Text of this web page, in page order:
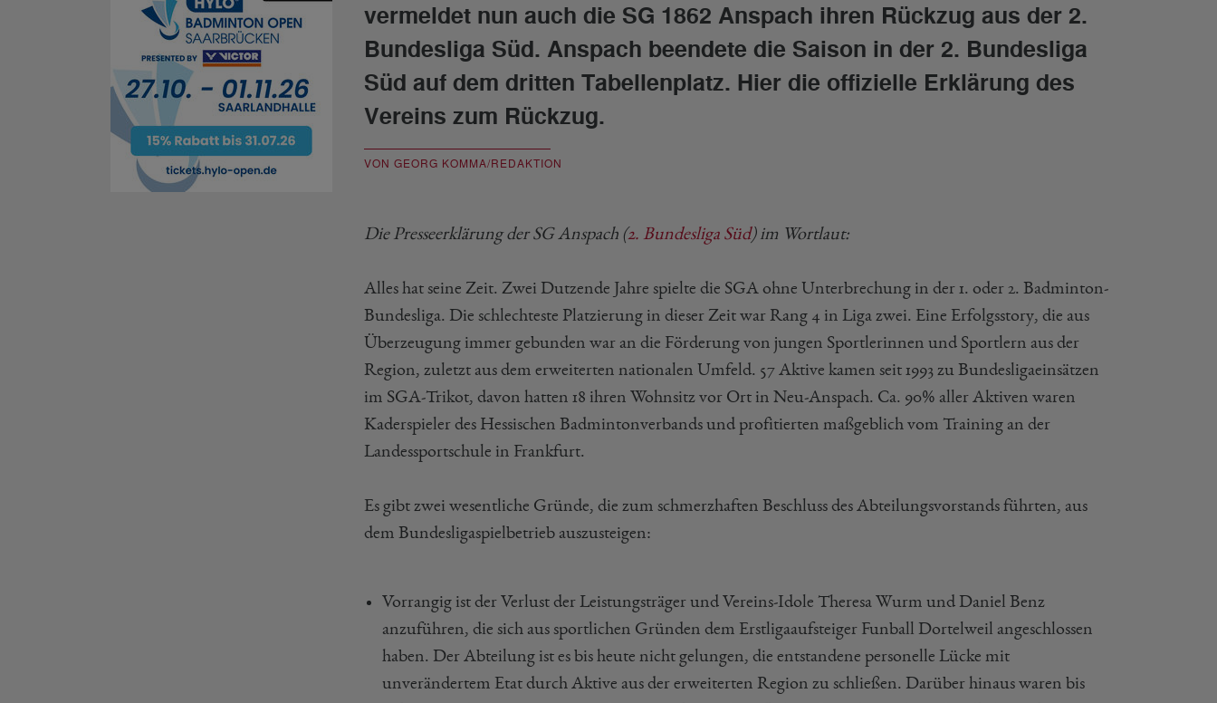
vermeldet nun auch die SG 1862 Anspach ihren Rückzug aus der 2.
Bundesliga Süd. Anspach beendete die Saison in der 2. Bundesliga
Süd auf dem dritten Tabellenplatz. Hier die offizielle Erklärung des
Vereins zum Rückzug.
VON GEORG KOMMA/REDAKTION
Die Presseerklärung der SG Anspach (2. Bundesliga Süd) im Wortlaut:
Alles hat seine Zeit. Zwei Dutzende Jahre spielte die SGA ohne Unterbrechung in der 1. oder 2. Badminton-
Bundesliga. Die schlechteste Platzierung in dieser Zeit war Rang 4 in Liga zwei. Eine Erfolgsstory, die aus
Überzeugung immer gebunden war an die Förderung von jungen Sportlerinnen und Sportlern aus der
Region, zuletzt aus dem erweiterten nationalen Umfeld. 57 Aktive kamen seit 1993 zu Bundesligaeinsätzen
im SGA-Trikot, davon hatten 18 ihren Wohnsitz vor Ort in Neu-Anspach. Ca. 90% aller Aktiven waren
Kaderspieler des Hessischen Badmintonverbands und profitierten maßgeblich vom Training an der
Landessportschule in Frankfurt.
Es gibt zwei wesentliche Gründe, die zum schmerzhaften Beschluss des Abteilungsvorstands führten, aus
dem Bundesligaspielbetrieb auszusteigen:
Vorrangig ist der Verlust der Leistungsträger und Vereins-Idole Theresa Wurm und Daniel Benz
anzuführen, die sich aus sportlichen Gründen dem Erstligaaufsteiger Funball Dortelweil angeschlossen
haben. Der Abteilung ist es bis heute nicht gelungen, die entstandene personelle Lücke mit
unverändertem Etat durch Aktive aus der erweiterten Region zu schließen. Darüber hinaus waren bis